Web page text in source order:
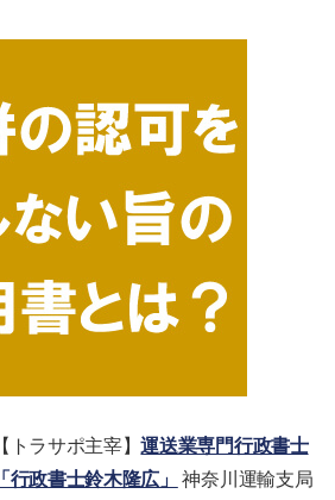
【トラサポ主宰】運送業専門行政書士
「行政書士鈴木隆広」
神奈川運輸支局